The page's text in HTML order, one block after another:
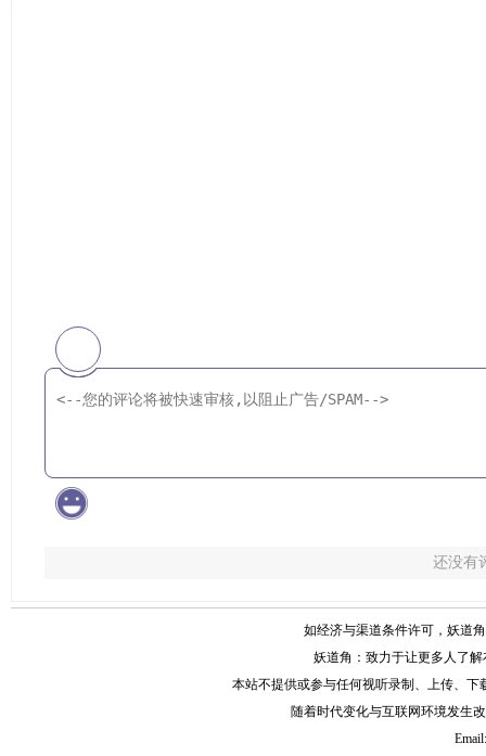
还没有
如经济与渠道条件许可，妖道
妖道角：致力于让更多人了
本站不提供或参与任何视听录制、上传、
随着时代变化与互联网环境发生